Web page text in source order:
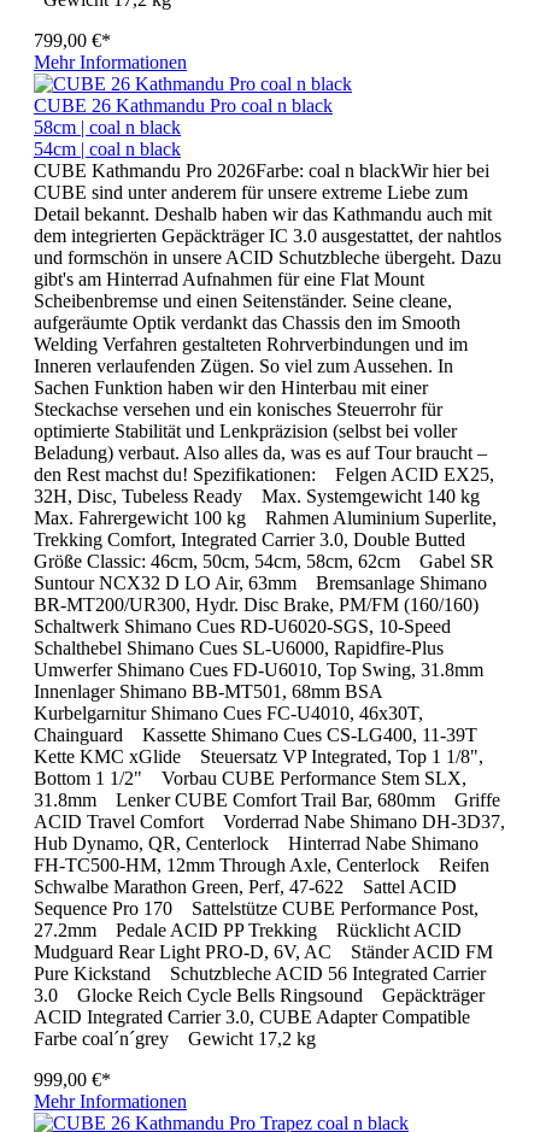
799,00 €*
Mehr Informationen
CUBE 26 Kathmandu Pro coal n black
58cm | coal n black
54cm | coal n black
CUBE Kathmandu Pro 2026Farbe: coal n blackWir hier bei
CUBE sind unter anderem für unsere extreme Liebe zum
Detail bekannt. Deshalb haben wir das Kathmandu auch mit
dem integrierten Gepäckträger IC 3.0 ausgestattet, der nahtlos
und formschön in unsere ACID Schutzbleche übergeht. Dazu
gibt's am Hinterrad Aufnahmen für eine Flat Mount
Scheibenbremse und einen Seitenständer. Seine cleane,
aufgeräumte Optik verdankt das Chassis den im Smooth
Welding Verfahren gestalteten Rohrverbindungen und im
Inneren verlaufenden Zügen. So viel zum Aussehen. In
Sachen Funktion haben wir den Hinterbau mit einer
Steckachse versehen und ein konisches Steuerrohr für
optimierte Stabilität und Lenkpräzision (selbst bei voller
Beladung) verbaut. Also alles da, was es auf Tour braucht –
den Rest machst du! Spezifikationen: Felgen ACID EX25,
32H, Disc, Tubeless Ready Max. Systemgewicht 140 kg
Max. Fahrergewicht 100 kg Rahmen Aluminium Superlite,
Trekking Comfort, Integrated Carrier 3.0, Double Butted
Größe Classic: 46cm, 50cm, 54cm, 58cm, 62cm Gabel SR
Suntour NCX32 D LO Air, 63mm Bremsanlage Shimano
BR-MT200/UR300, Hydr. Disc Brake, PM/FM (160/160)
Schaltwerk Shimano Cues RD-U6020-SGS, 10-Speed
Schalthebel Shimano Cues SL-U6000, Rapidfire-Plus
Umwerfer Shimano Cues FD-U6010, Top Swing, 31.8mm
Innenlager Shimano BB-MT501, 68mm BSA
Kurbelgarnitur Shimano Cues FC-U4010, 46x30T,
Chainguard Kassette Shimano Cues CS-LG400, 11-39T
Kette KMC xGlide Steuersatz VP Integrated, Top 1 1/8",
Bottom 1 1/2" Vorbau CUBE Performance Stem SLX,
31.8mm Lenker CUBE Comfort Trail Bar, 680mm Griffe
ACID Travel Comfort Vorderrad Nabe Shimano DH-3D37,
Hub Dynamo, QR, Centerlock Hinterrad Nabe Shimano
FH-TC500-HM, 12mm Through Axle, Centerlock Reifen
Schwalbe Marathon Green, Perf, 47-622 Sattel ACID
Sequence Pro 170 Sattelstütze CUBE Performance Post,
27.2mm Pedale ACID PP Trekking Rücklicht ACID
Mudguard Rear Light PRO-D, 6V, AC Ständer ACID FM
Pure Kickstand Schutzbleche ACID 56 Integrated Carrier
3.0 Glocke Reich Cycle Bells Ringsound Gepäckträger
ACID Integrated Carrier 3.0, CUBE Adapter Compatible
Farbe coal´n´grey Gewicht 17,2 kg
999,00 €*
Mehr Informationen